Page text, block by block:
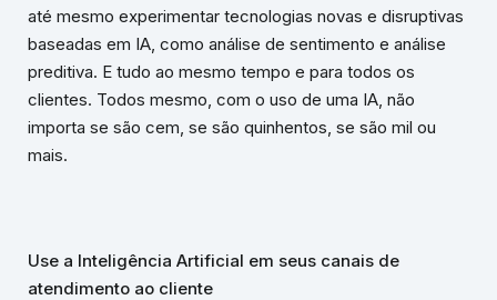
até mesmo experimentar tecnologias novas e disruptivas
baseadas em IA, como análise de sentimento e análise
preditiva. E tudo ao mesmo tempo e para todos os
clientes. Todos mesmo, com o uso de uma IA, não
importa se são cem, se são quinhentos, se são mil ou
mais.
Use a Inteligência Artificial em seus canais de
atendimento ao cliente